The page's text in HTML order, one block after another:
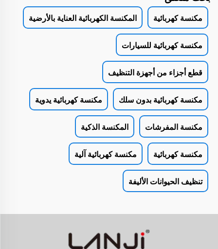
مكنسة كهربائية المكنسة الكهربائية العناية بالأرضية
مكنسة كهربائية للسيارات
قطع أجزاء من أجهزة التنظيف
مكنسة كهربائية بدون سلك مكنسة كهربائية يدوية
مكنسة المفرشات المكنسة الذكية
مكنسة كهربائية مكنسة كهربائية آلية
تنظيف الحيوانات الأليفة